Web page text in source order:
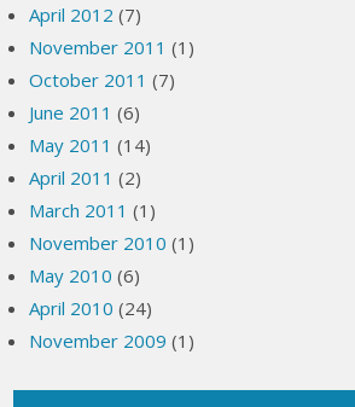
April 2012 (7)
November 2011 (1)
October 2011 (7)
June 2011 (6)
May 2011 (14)
April 2011 (2)
March 2011 (1)
November 2010 (1)
May 2010 (6)
April 2010 (24)
November 2009 (1)